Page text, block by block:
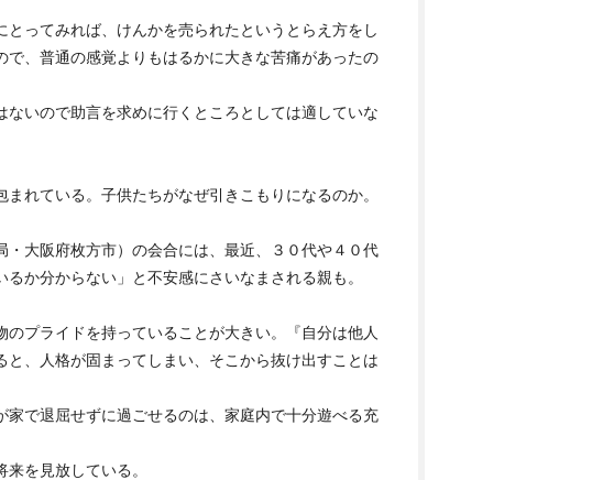
ってみれば、けんかを売られたというとらえ方をし
、普通の感覚よりもはるかに大きな苦痛があったの
いので助言を求めに行くところとしては適していな
れている。子供たちがなぜ引きこもりになるのか。
大阪府枚方市）の会合には、最近、３０代や４０代
か分からない」と不安感にさいなまされる親も。
プライドを持っていることが大きい。『自分は他人
、人格が固まってしまい、そこから抜け出すことは
で退屈せずに過ごせるのは、家庭内で十分遊べる充
を見放している。